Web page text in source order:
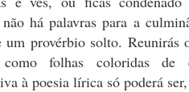
há palavras para a
um provérbio solto. Reunirás
folhas coloridas de
à poesia lírica só poderá